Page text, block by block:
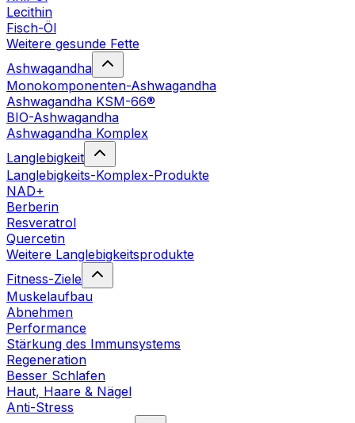
Lecithin
Fisch-Öl
Weitere gesunde Fette
Ashwagandha
Monokomponenten-Ashwagandha
Ashwagandha KSM-66®
BIO-Ashwagandha
Ashwagandha Komplex
Langlebigkeit
Langlebigkeits-Komplex-Produkte
NAD+
Berberin
Resveratrol
Quercetin
Weitere Langlebigkeitsprodukte
Fitness-Ziele
Muskelaufbau
Abnehmen
Performance
Stärkung des Immunsystems
Regeneration
Besser Schlafen
Haut, Haare & Nägel
Anti-Stress